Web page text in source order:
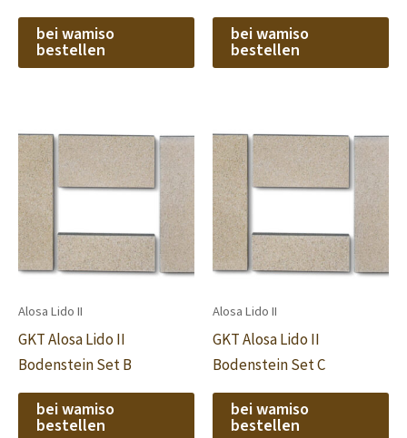
bei wamiso
bestellen
bei wamiso
bestellen
Alosa Lido II
GKT Alosa Lido II
Bodenstein Set B
bei wamiso
bestellen
Alosa Lido II
GKT Alosa Lido II
Bodenstein Set C
bei wamiso
bestellen